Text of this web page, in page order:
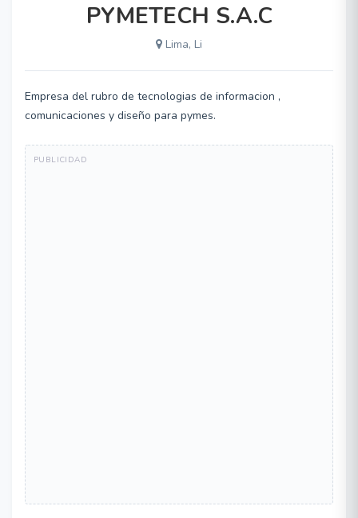
PYMETECH S.A.C
Lima, Li
Empresa del rubro de tecnologias de informacion ,
comunicaciones y diseño para pymes.